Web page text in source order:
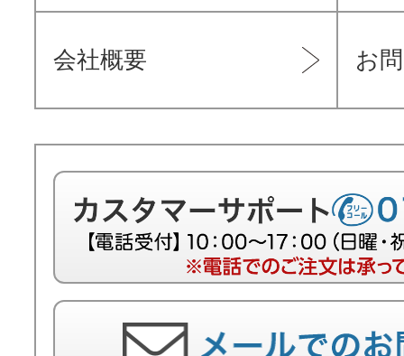
会社概要 お